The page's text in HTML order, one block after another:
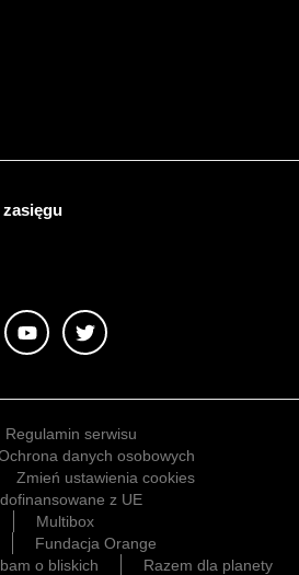
Regulamin serwisu
danych osobowych
Zmień ustawienia cookies
z UE
Multibox
Fundacja Orange
o bliskich Razem dla planety